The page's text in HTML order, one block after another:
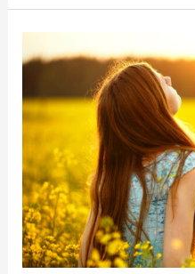
limpiar
negatividad
de
tu
mente
y
alma